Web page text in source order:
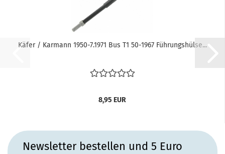
Käfer / Karmann 1950-7.1971 Bus T1 50-1967 Führungshülse...
8,95 EUR
Newsletter bestellen und 5 Euro